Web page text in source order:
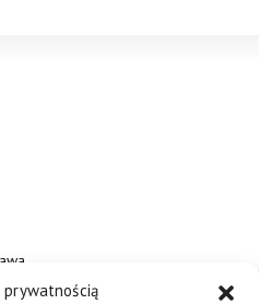
prywatnością